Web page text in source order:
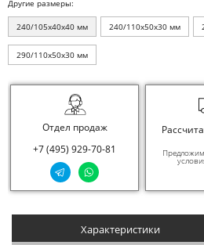
Другие размеры:
240/105x40x40 мм 240/110x50x30 мм
290/110x50x30 мм
Отдел продаж
+7 (495) 929-70-81
Характеристики